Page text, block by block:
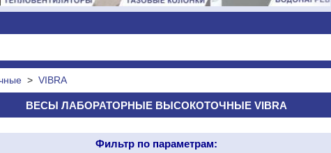
> VIBRA
ВЕСЫ ЛАБОРАТОРНЫЕ ВЫСОКОТОЧНЫЕ VIBRA
Фильтр по параметрам: